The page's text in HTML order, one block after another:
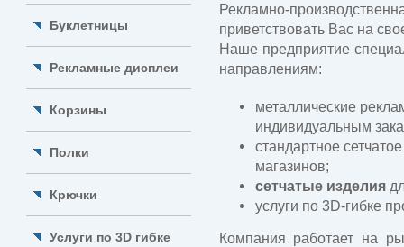
Буклетницы
Рекламные дисплеи
Корзины
Полки
Крючки
Услуги по 3D гибке
Рекламно-
приветствовать Вас на
Наше предприятие
направлениям:
металлические
индивидуальным
стандартное
магазинов;
сетчатые изделия
услуги по 3D-гибке
Компания работает на